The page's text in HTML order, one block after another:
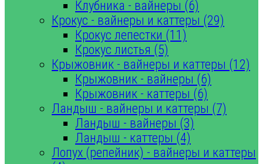
Клубника - вайнеры (6)
Крокус - вайнеры и каттеры (29)
Крокус лепестки (11)
Крокус листья (5)
Крыжовник - вайнеры и каттеры (12)
Крыжовник - вайнеры (6)
Крыжовник - каттеры (6)
Ландыш - вайнеры и каттеры (7)
Ландыш - вайнеры (3)
Ландыш - каттеры (4)
Лопух (репейник) - вайнеры и каттеры